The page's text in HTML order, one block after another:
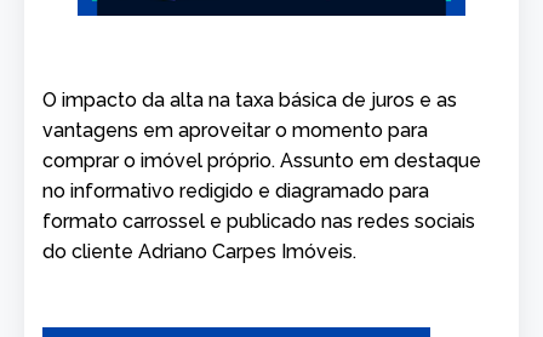
O impacto da alta na taxa básica de juros e as
vantagens em aproveitar o momento para
comprar o imóvel próprio. Assunto em destaque
no informativo redigido e diagramado para
formato carrossel e publicado nas redes sociais
do cliente Adriano Carpes Imóveis.